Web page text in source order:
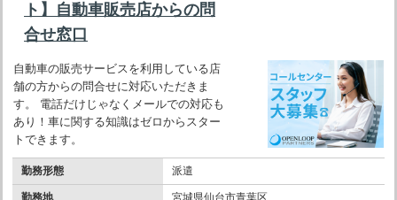
ト】自動車販売店からの問
合せ窓口
自動車の販売サービスを利用している店
舗の方からの問合せに対応いただきま
す。 電話だけじゃなくメールでの対応も
あり！車に関する知識はゼロからスター
トできます。
勤務形態 派遣
勤務地 宮城県仙台市青葉区